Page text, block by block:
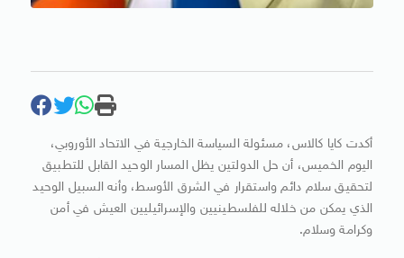
أكدت كايا كالاس، مسئولة السياسة الخارجية في الاتحاد الأوروبي،
اليوم الخميس، أن حل الدولتين يظل المسار الوحيد القابل للتطبيق
لتحقيق سلام دائم واستقرار في الشرق الأوسط، وأنه السبيل الوحيد
الذي يمكن من خلاله للفلسطينيين والإسرائيليين العيش في أمن
وكرامة وسلام.